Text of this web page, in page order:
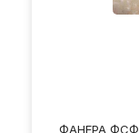
ФАНЕРА ФСФ